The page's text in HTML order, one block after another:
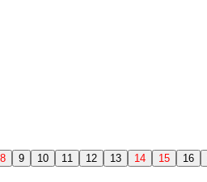
8 9 10 11 12 13 14 15 16